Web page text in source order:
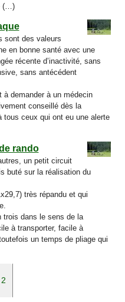
(…)
sont des valeurs
en bonne santé avec une
récente d’inactivité, sans
sans antécédent
à demander à un médecin
conseillé dès la
ceux qui ont eu une alerte
rando
un petit circuit
buté sur la réalisation du
très répandu et qui
trois dans le sens de la
à transporter, facile à
un temps de pliage qui
2